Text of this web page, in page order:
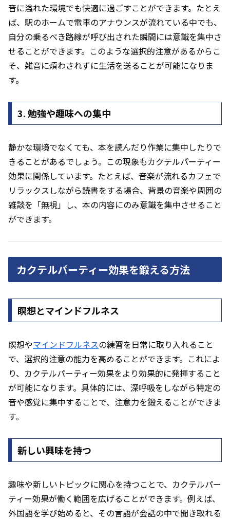
音に溢れた環境でも快適に過ごすことができます。たとえ
ば、駅のホームで電車のアナウンスが流れている中でも、
自分の乗るべき路線が呼び出された瞬間には意識を集中さ
せることができます。このような選択的注意があるからこ
そ、雑音に煩わされずに生活を送ることが可能になりま
す。
3. 勉強や趣味への集中
静かな環境でなくても、本を読んだり作業に集中したりで
きることがあるでしょう。この現象もカクテルパーティー
効果に関係しています。たとえば、音楽が流れるカフェで
リラックスしながら読書をする場合、背景の音楽や周囲の
雑談を「無視」し、本の内容にのみ意識を集中させること
ができます。
カクテルパーティー効果を鍛える方法
瞑想とマインドフルネス
瞑想やマインドフルネスの練習を日常に取り入れること
で、選択的注意の能力を高めることができます。これによ
り、カクテルパーティー効果をより効果的に発揮すること
が可能になります。具体的には、深呼吸をしながら特定の
音や感覚に集中することで、注意力を鍛えることができま
す。
新しい興味を持つ
趣味や新しいトピックに関心を持つことで、カクテルパー
ティー効果が働く範囲を広げることができます。例えば、
外国語を学び始めると、その言語が会話の中で聞き取れる